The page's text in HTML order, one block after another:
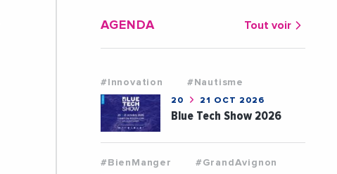
AGENDA Tout voir
#Innovation #Nautisme
20 21 OCT 2026
Blue Tech Show 2026
#BienManger #GrandAvignon